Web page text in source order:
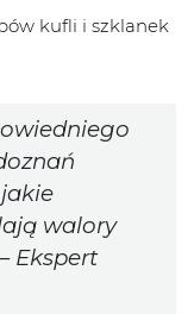
kufli i szklanek
walory
Ekspert